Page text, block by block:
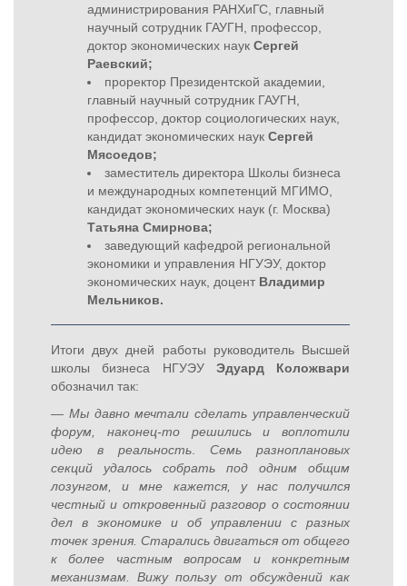
администрирования РАНХиГС, главный
научный сотрудник ГАУГН, профессор,
доктор экономических наук Сергей
Раевский;
проректор Президентской академии,
главный научный сотрудник ГАУГН,
профессор, доктор социологических наук,
кандидат экономических наук Сергей
Мясоедов;
заместитель директора Школы бизнеса
и международных компетенций МГИМО,
кандидат экономических наук (г. Москва)
Татьяна Смирнова;
заведующий кафедрой региональной
экономики и управления НГУЭУ, доктор
экономических наук, доцент Владимир
Мельников.
Итоги двух дней работы руководитель Высшей
школы бизнеса НГУЭУ Эдуард Коложвари
обозначил так:
— Мы давно мечтали сделать управленческий
форум, наконец-то решились и воплотили
идею в реальность
Семь разноплановых
секций удалось собрать под одним общим
лозунгом, и мне кажется, у нас получился
честный и откровенный разговор о состоянии
дел в экономике и об управлении с разных
точек зрения. Старались двигаться от общего
к более частным вопросам и конкретным
механизмам. Вижу пользу от обсуждений как